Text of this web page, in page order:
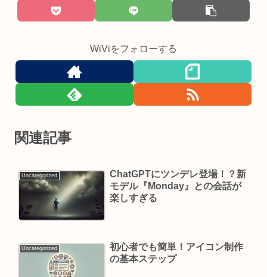
WiViをフォローする
関連記事
Uncategorized
ChatGPTにツンデレ登場！？新
モデル『Monday』との会話が
楽しすぎる
Uncategorized
初心者でも簡単！アイコン制作
の基本ステップ